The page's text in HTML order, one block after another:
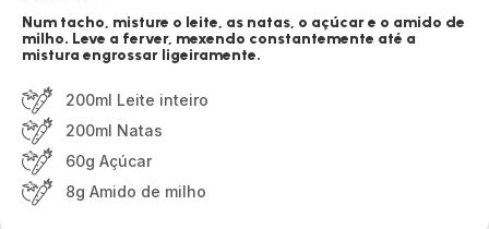
Num tacho, misture o leite, as natas, o açúcar e o amido de
milho. Leve a ferver, mexendo constantemente até a
mistura engrossar ligeiramente.
200ml Leite inteiro
200ml Natas
60g Açúcar
8g Amido de milho